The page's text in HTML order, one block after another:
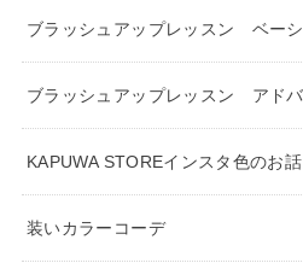
ブラッシュアップレッスン ベー
ブラッシュアップレッスン アド
KAPUWA STOREインスタ色のお話
装いカラーコーデ